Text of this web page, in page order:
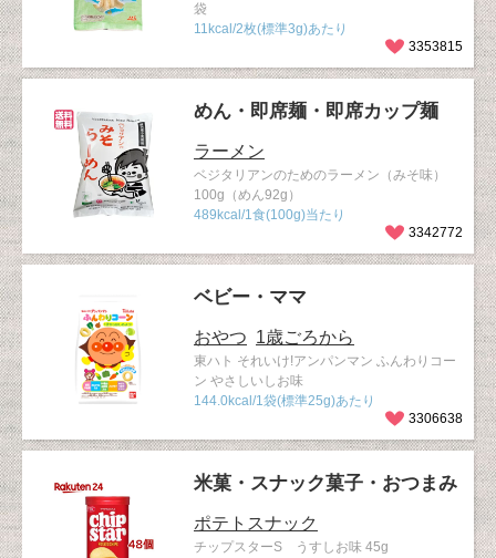
袋
11kcal/2枚(標準3g)あたり
3353815
めん・即席麺・即席カップ麺
ラーメン
ベジタリアンのためのラーメン（みそ味）
100g（めん92g）
489kcal/1食(100g)当たり
3342772
ベビー・ママ
おやつ 1歳ごろから
東ハト それいけ!アンパンマン ふんわりコー
ン やさしいしお味
144.0kcal/1袋(標準25g)あたり
3306638
米菓・スナック菓子・おつまみ
ポテトスナック
チップスターS うすしお味 45g